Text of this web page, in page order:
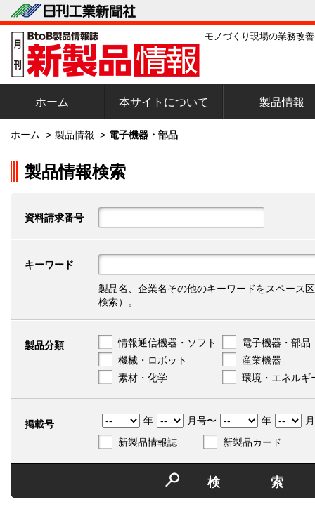
モノづくり現場の業務改
ホーム 本サイトについて 製品情報
ホーム > 製品情報 > 電子機器・部品
製品情報検索
資料請求番号
キーワード
製品名、企業名その他のキーワードをスペース
検索）。
製品分類 情報通信機器・ソフト
電子機器・部品
機械・ロボット
産業機器
素材・化学
環境・エネルギ
掲載号 年 月号〜 年
新製品情報誌
新製品カード
検